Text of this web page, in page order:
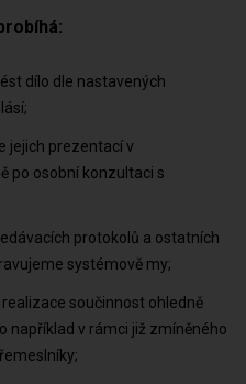
dílo dle nastavených
jejich prezentací v
po osobní konzultaci s
protokolů a ostatních
systémově my
součinnost ohledně
například v rámci již zmíněného